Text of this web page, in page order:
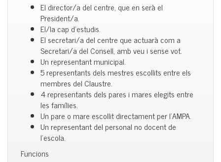
El director/a del centre, que en serà el
President/a.
El/la cap d’estudis.
El secretari/a del centre que actuarà com a
Secretari/a del Consell, amb veu i sense vot.
Un representant municipal.
5 representants dels mestres escollits entre els
membres del Claustre.
4 representants dels pares i mares elegits entre
les famílies.
Un pare o mare escollit directament per l’AMPA.
Un representant del personal no docent de
l’escola.
Funcions